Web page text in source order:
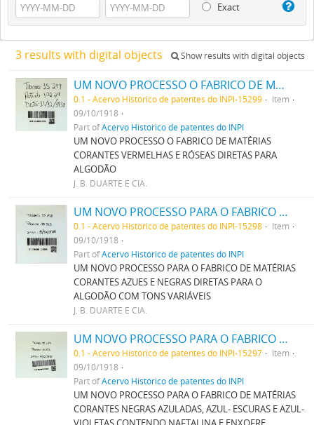
Exact
3 results with digital objects Show results with digital objects
UM NOVO PROCESSO O FABRICO DE MATERIAS CORANTES VERMELHAS E ROSEAS DIRECTAS PARA ALGODÃO
0.1 - Acervo Histórico de patentes do INPI-15299
Item
09/10/1918
Part ofAcervo Histórico de patentes do INPI
UM NOVO PROCESSO O FABRICO DE MATÉRIAS
CORANTES VERMELHAS E RÓSEAS DIRETAS PARA
ALGODÃO
J. B. DUARTE E CIA.
UM NOVO PROCESSO PARA O FABRICO DE MATERIAS CORANTES AZUES E NEGRAS DIRECTAS PARA O ALGODÃO COM TONS VARIAVEIS
0.1 - Acervo Histórico de patentes do INPI-15298
Item
09/10/1918
Part ofAcervo Histórico de patentes do INPI
UM NOVO PROCESSO PARA O FABRICO DE MATÉRIAS
CORANTES AZUES E NEGRAS DIRETAS PARA O
ALGODÃO COM TONS VARIÁVEIS
J. B. DUARTE E CIA.
UM NOVO PROCESSO PARA O FABRICO DE MATERIAS CORANTES NEGRAS AZULADAS, AZUL- ESCURAS E AZUL-VIOLETAS CONTENDO NAPHTALINA E ENXOFRE
0.1 - Acervo Histórico de patentes do INPI-15297
Item
09/10/1918
Part ofAcervo Histórico de patentes do INPI
UM NOVO PROCESSO PARA O FABRICO DE MATÉRIAS
CORANTES NEGRAS AZULADAS, AZUL- ESCURAS E AZUL-